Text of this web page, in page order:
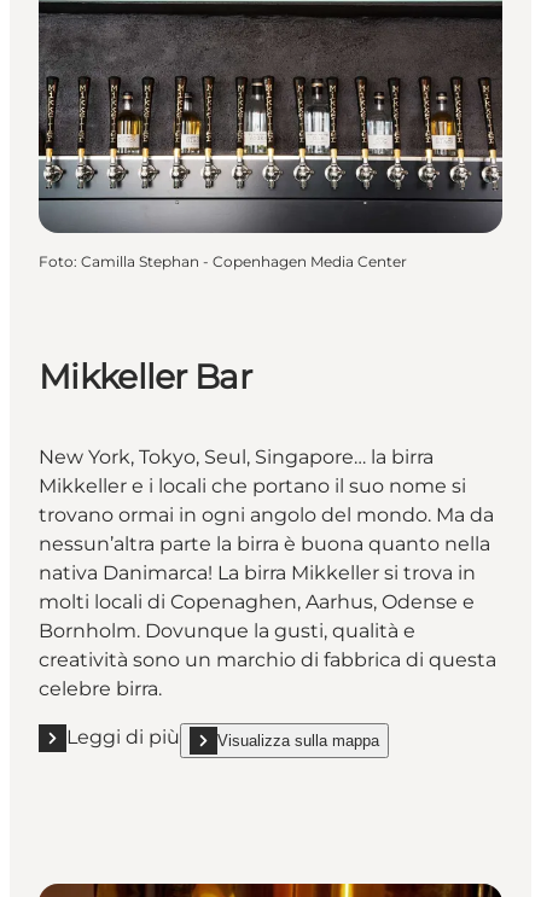
Foto: Camilla Stephan - Copenhagen Media Center
Mikkeller Bar
New York, Tokyo, Seul, Singapore… la birra
Mikkeller e i locali che portano il suo nome si
trovano ormai in ogni angolo del mondo. Ma da
nessun’altra parte la birra è buona quanto nella
nativa Danimarca! La birra Mikkeller si trova in
molti locali di Copenaghen, Aarhus, Odense e
Bornholm. Dovunque la gusti, qualità e
creatività sono un marchio di fabbrica di questa
celebre birra.
Leggi di più
Leggi di più "Mikkeller Bar"Visualizza sulla mappa
show Mikkeller Bar on_map